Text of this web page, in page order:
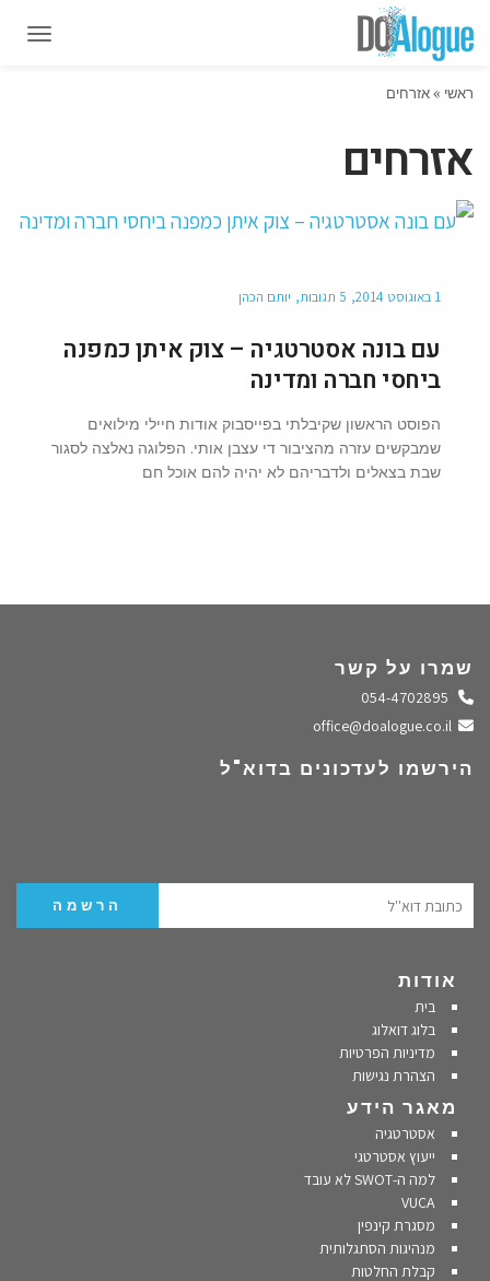
ראשי »אזרחים
אזרחים
1 באוגוסט 2014 5 תגובות יותם הכהן
עם בונה אסטרטגיה – צוק איתן כמפנה
ביחסי חברה ומדינה
הפוסט הראשון שקיבלתי בפייסבוק אודות חיילי מילואים
שמבקשים עזרה מהציבור די עצבן אותי. הפלוגה נאלצה לסגור
שבת בצאלים ולדבריהם לא יהיה להם אוכל חם
שמרו על קשר
התקשרו אלינו
שלחו מייל
הירשמו לעדכונים בדוא"ל
אודות
בית
בלוג דואלוג
מדיניות הפרטיות
הצהרת נגישות
מאגר הידע
אסטרטגיה
ייעוץ אסטרטגי
למה ה-SWOT לא עובד
VUCA
מסגרת קינפין
מנהיגות הסתגלותית
קבלת החלטות